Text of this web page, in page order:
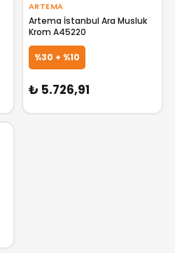
GELİNCE HABER VER
ARTEMA
Artema İstanbul Ara Musluk
Krom A45220
%30 + %10
₺ 5.726,91